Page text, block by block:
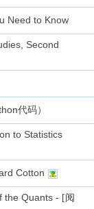
Need to Know
Second
代码）
to Statistics
Cotton
the Quants - [阅